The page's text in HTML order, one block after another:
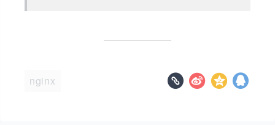
nginx